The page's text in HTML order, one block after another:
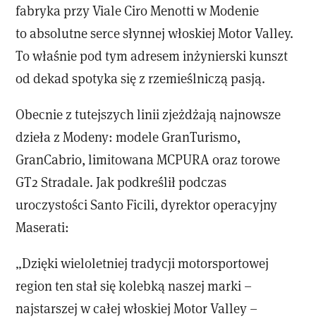
fabryka przy Viale Ciro Menotti w Modenie
to absolutne serce słynnej włoskiej Motor Valley.
To właśnie pod tym adresem inżynierski kunszt
od dekad spotyka się z rzemieślniczą pasją.
Obecnie z tutejszych linii zjeżdżają najnowsze
dzieła z Modeny: modele GranTurismo,
GranCabrio, limitowana MCPURA oraz torowe
GT2 Stradale. Jak podkreślił podczas
uroczystości Santo Ficili, dyrektor operacyjny
Maserati:
„Dzięki wieloletniej tradycji motorsportowej
region ten stał się kolebką naszej marki –
najstarszej w całej włoskiej Motor Valley –